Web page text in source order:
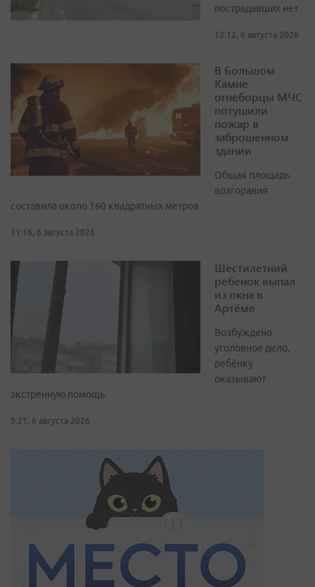
пострадавших нет
12:12, 6 августа 2026
В Большом
Камне
огнеборцы МЧС
потушили
пожар в
заброшенном
здании
Общая площадь
возгорания
составила около 160 квадратных метров
11:16, 6 августа 2026
Шестилетний
ребенок выпал
из окна в
Артёме
Возбуждено
уголовное дело,
ребёнку
оказывают
экстренную помощь
9:21, 6 августа 2026